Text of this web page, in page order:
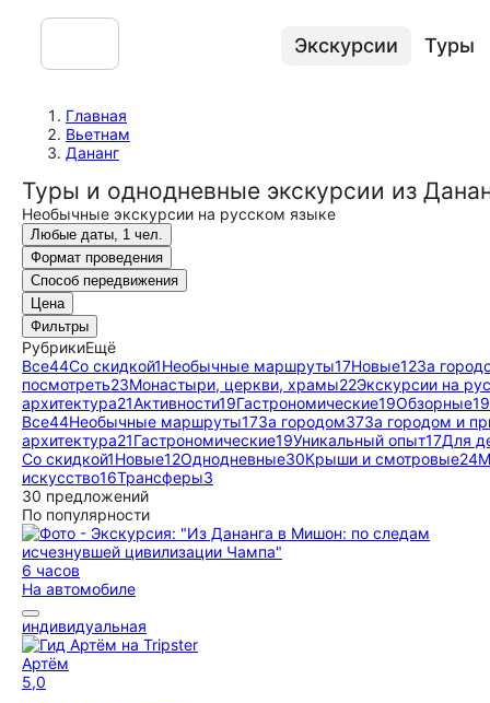
Экскурсии Туры
Главная
Вьетнам
Дананг
Туры и однодневные экскурсии из
Необычные экскурсии на русском языке
Любые даты, 1 чел.
Формат проведения
Способ передвижения
Цена
Фильтры
РубрикиЕщё
Все44Со скидкой1Необычные маршруты17Новые12За
посмотреть23Монастыри, церкви, храмы22Экскурсии на
архитектура21Активности19Гастрономические19Обзорные19
Все44Необычные маршруты17За городом37За городом и
архитектура21Гастрономические19Уникальный опыт17Для
Со скидкой1Новые12Однодневные30Крыши и смотровые24
искусство16Трансферы3
30 предложений
По популярности
6 часов
На автомобиле
индивидуальная
Артём
5,0